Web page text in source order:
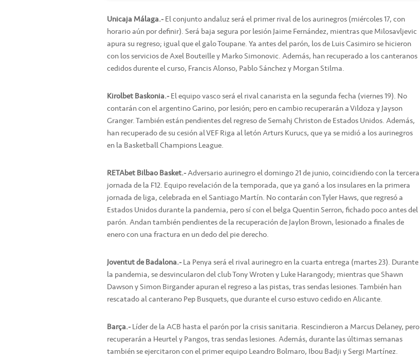
Unicaja Málaga.-El conjunto andaluz será el primer rival de los aurinegros (miércoles 17, con
horario aún por definir). Será baja segura por lesión Jaime Fernández, mientras que Milosavljevic
apura su regreso; igual que el galo Toupane. Ya antes del parón, los de Luis Casimiro se hicieron
con los servicios de Axel Bouteille y Marko Simonovic. Además, han recuperado a los canteranos
cedidos durente el curso, Francis Alonso, Pablo Sánchez y Morgan Stilma.
Kirolbet Baskonia.-El equipo vasco será el rival canarista en la segunda fecha (viernes 19). No
contarán con el argentino Garino, por lesión; pero en cambio recuperarán a Vildoza y Jayson
Granger. También están pendientes del regreso de Semahj Christon de Estados Unidos. Además,
han recuperado de su cesión al VEF Riga al letón Arturs Kurucs, que ya se midió a los aurinegros
en la Basketball Champions League.
RETAbet Bilbao Basket.-Adversario aurinegro el domingo 21 de junio, coincidiendo con la tercera
jornada de la F12. Equipo revelación de la temporada, que ya ganó a los insulares en la primera
jornada de liga, celebrada en el Santiago Martín. No contarán con Tyler Haws, que regresó a
Estados Unidos durante la pandemia, pero sí con el belga Quentin Serron, fichado poco antes del
parón. Andan también pendientes de la recuperación de Jaylon Brown, lesionado a finales de
enero con una fractura en un dedo del pie derecho.
Joventut de Badalona.-La Penya será el rival aurinegro en la cuarta entrega (martes 23). Durante
la pandemia, se desvincularon del club Tony Wroten y Luke Harangody; mientras que Shawn
Dawson y Simon Birgander apuran el regreso a las pistas, tras sendas lesiones. También han
rescatado al canterano Pep Busquets, que durante el curso estuvo cedido en Alicante.
Barça.-Líder de la ACB hasta el parón por la crisis sanitaria. Rescindieron a Marcus Delaney, pero
recuperarán a Heurtel y Pangos, tras sendas lesiones. Además, durante las últimas semanas
también se ejercitaron con el primer equipo Leandro Bolmaro, Ibou Badji y Sergi Martínez.